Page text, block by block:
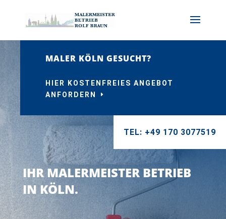
MALER KÖLN GESUCHT?
HIER KOSTENFREIES ANGEBOT
ANFORDERN
TEL: +49 170 3077519
IHR MALERMEISTER BETRIEB
IN KÖLN.